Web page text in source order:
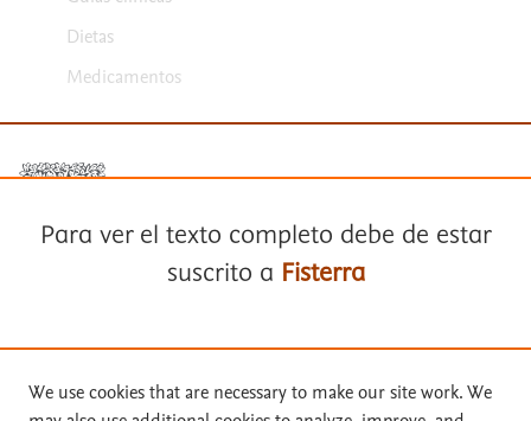
Dietas
Medicamentos
Política de privacidad
Copyright ©2026 Elsevier España SLU, sus licenciantes y
colaboradores. Se reservan todos los derechos, incluidos los de minería
Para ver el texto completo debe de estar
suscrito a Fisterra
We use cookies that are necessary to make our site work. We